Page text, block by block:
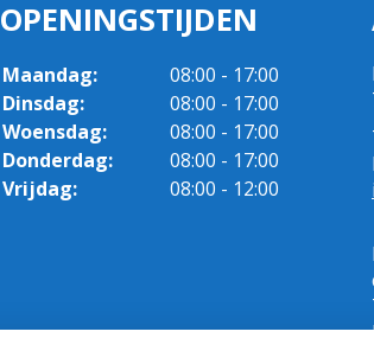
OPENINGSTIJDEN
Maandag:
08:00 - 17:00
Dinsdag:
08:00 - 17:00
Woensdag:
08:00 - 17:00
Donderdag:
08:00 - 17:00
Vrijdag:
08:00 - 12:00